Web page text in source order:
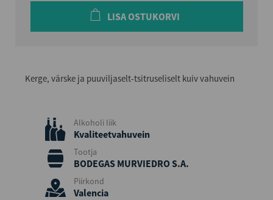
LISA OSTUKORVI
Kerge, värske ja puuviljaselt-tsitruseliselt kuiv vahuvein
Alkoholi liik
Kvaliteetvahuvein
Tootja
BODEGAS MURVIEDRO S.A.
Piirkond
Valencia